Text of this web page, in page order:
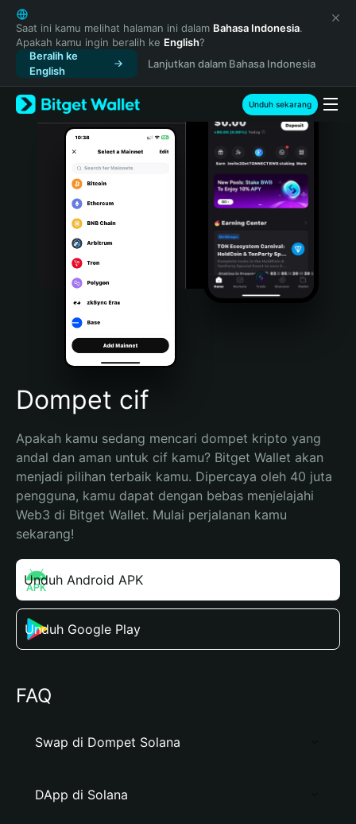
English
日本語
Tiếng Việt
Русский
Español (Latinoamérica)
Türkçe
Italiano
Português (Portugal)
Bahasa Indonesia
Português (Brasil)
Español (Argentina)
Saat ini kamu melihat halaman ini dalam Bahasa Indonesia.
Apakah kamu ingin beralih ke English?
Beralih ke
English
Lanjutkan dalam Bahasa Indonesia
Unduh sekarang
Dompet cif
Apakah kamu sedang mencari dompet kripto yang
andal dan aman untuk cif kamu? Bitget Wallet akan
menjadi pilihan terbaik kamu. Dipercaya oleh 40 juta
pengguna, kamu dapat dengan bebas menjelajahi
Web3 di Bitget Wallet. Mulai perjalanan kamu
sekarang!
Unduh Android APK
Unduh Google Play
FAQ
Swap di Dompet Solana
DApp di Solana